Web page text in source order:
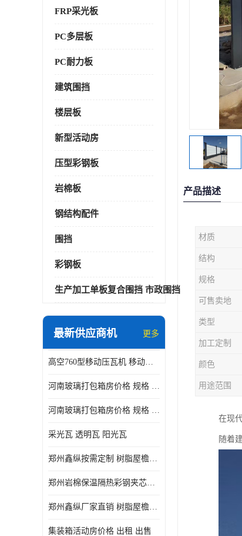
FRP采光板
PC多层板
PC耐力板
建筑围挡
楼层板
新型活动房
压型彩钢板
岩棉板
钢结构配件
围挡
彩钢板
生产加工单板复合围挡 市政围挡
最新供应商机 更多
高空760型移动压瓦机 移动升降制瓦设备租赁选郑州鑫纵
河南玻璃打包箱房价格 规格 鑫纵建材按需定制
河南玻璃打包箱房价格 规格 鑫纵建材批发
采光瓦 透明瓦 阳光瓦
郑州鑫纵按需定制 树脂屋檐装饰塑料琉璃瓦片 中式仿古瓦的特点 价格
郑州岩棉保温隔热彩钢夹芯板 郑州鑫纵支持定做
郑州鑫纵厂家直销 树脂屋檐装饰塑料琉璃瓦片 中式仿古瓦的特点 价格
集装箱活动房价格 出租 出售
产品描述
材质
结构
规格
可售卖地
类型
加工定制
颜色
用途范围
在现
随着